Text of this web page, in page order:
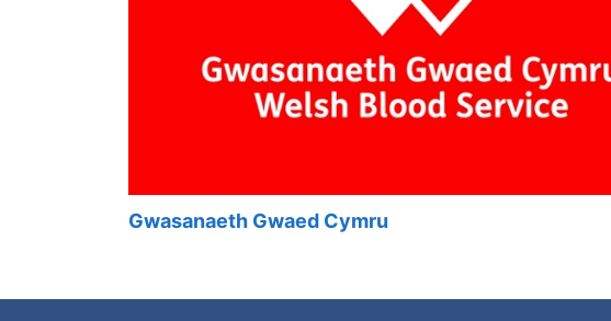
Gwasanaeth Gwaed Cymru